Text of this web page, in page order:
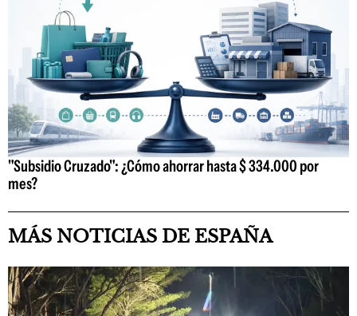
"Subsidio Cruzado": ¿Cómo ahorrar hasta $ 334.000 por
mes?
MÁS NOTICIAS DE ESPAÑA